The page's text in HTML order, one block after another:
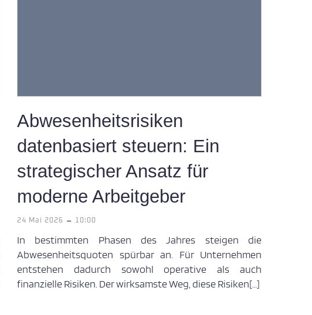
Abwesenheitsrisiken
datenbasiert steuern: Ein
strategischer Ansatz für
moderne Arbeitgeber
24 Mai 2026 - 10:00
In bestimmten Phasen des Jahres steigen die
Abwesenheitsquoten spürbar an. Für Unternehmen
entstehen dadurch sowohl operative als auch
finanzielle Risiken. Der wirksamste Weg, diese Risiken[…]